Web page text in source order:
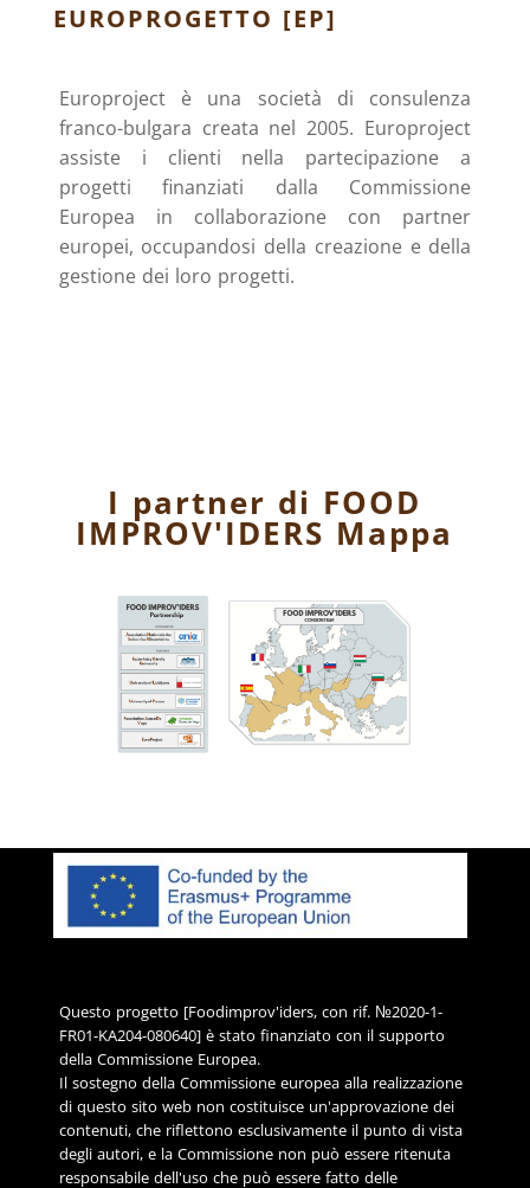
EUROPROGETTO [EP]
Europroject è una società di consulenza
franco-bulgara creata nel 2005. Europroject
assiste i clienti nella partecipazione a
progetti finanziati dalla Commissione
Europea in collaborazione con partner
europei, occupandosi della creazione e della
gestione dei loro progetti.
I partner di FOOD
IMPROV'IDERS Mappa
Questo progetto [Foodimprov'iders, con rif. №2020-1-
FR01-KA204-080640] è stato finanziato con il supporto
della Commissione Europea.
Il sostegno della Commissione europea alla realizzazione
di questo sito web non costituisce un'approvazione dei
contenuti, che riflettono esclusivamente il punto di vista
degli autori, e la Commissione non può essere ritenuta
responsabile dell'uso che può essere fatto delle